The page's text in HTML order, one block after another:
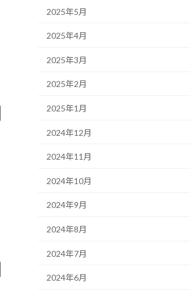
2025年5月
2025年4月
2025年3月
2025年2月
2025年1月
2024年12月
2024年11月
2024年10月
2024年9月
2024年8月
2024年7月
2024年6月